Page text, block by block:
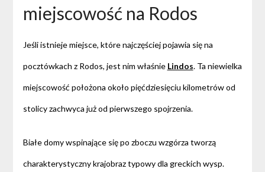
miejscowość na Rodos
Jeśli istnieje miejsce, które najczęściej pojawia się na
pocztówkach z Rodos, jest nim właśnie Lindos. Ta niewielka
miejscowość położona około pięćdziesięciu kilometrów od
stolicy zachwyca już od pierwszego spojrzenia.
Białe domy wspinające się po zboczu wzgórza tworzą
charakterystyczny krajobraz typowy dla greckich wysp.